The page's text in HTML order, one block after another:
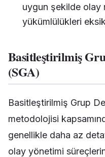
uygun şekilde olay
yükümlülükleri
Basitleştirilmiş
(SGA)
Basitleştirilmiş Grup
metodolojisi
genellikle daha az
olay yönetimi